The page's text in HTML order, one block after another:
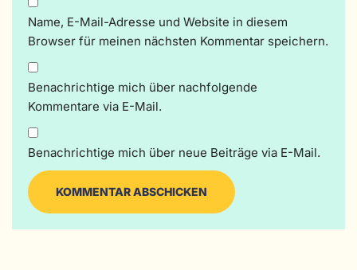
Name, E-Mail-Adresse und Website in diesem
Browser für meinen nächsten Kommentar speichern.
Benachrichtige mich über nachfolgende
Kommentare via E-Mail.
Benachrichtige mich über neue Beiträge via E-Mail.